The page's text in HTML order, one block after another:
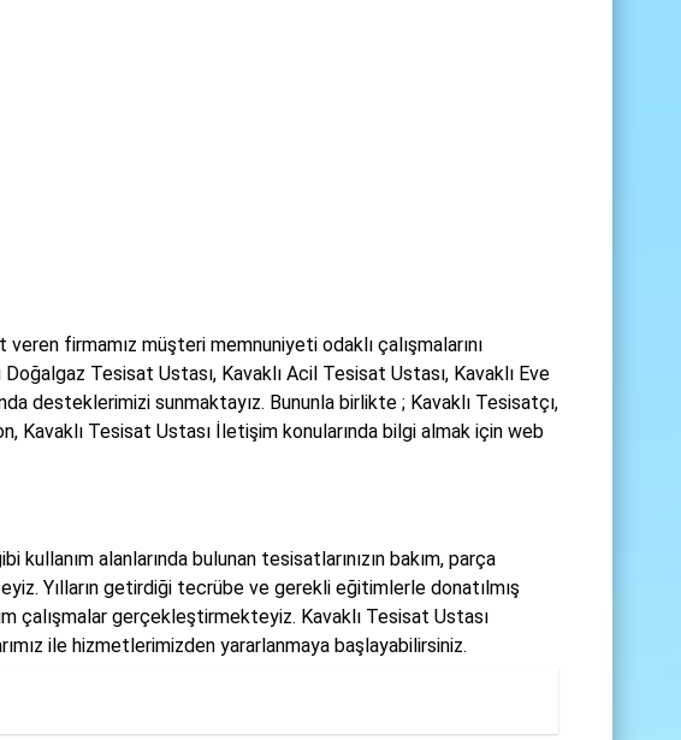
firmamız müşteri memnuniyeti odaklı çalışmalarını
Tesisat Ustası, Kavaklı Acil Tesisat Ustası, Kavaklı Eve
desteklerimizi sunmaktayız. Bununla birlikte ; Kavaklı Tesisatçı,
Kavaklı Tesisat Ustası İletişim konularında bilgi almak için web
alanlarında bulunan tesisatlarınızın bakım, parça
Yılların getirdiği tecrübe ve gerekli eğitimlerle donatılmış
çalışmalar gerçekleştirmekteyiz. Kavaklı Tesisat Ustası
ile hizmetlerimizden yararlanmaya başlayabilirsiniz.